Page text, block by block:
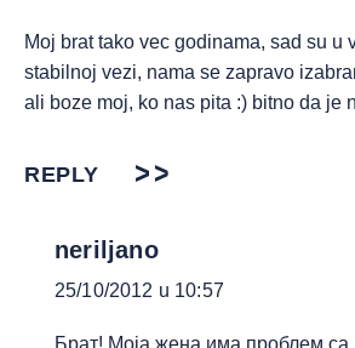
Moj brat tako vec godinama, sad su u
stabilnoj vezi, nama se zapravo
ali boze moj, ko nas pita :) bitno da je
REPLY
neriljano
25/10/2012 u 10:57
Брат! Моја жена има проблем